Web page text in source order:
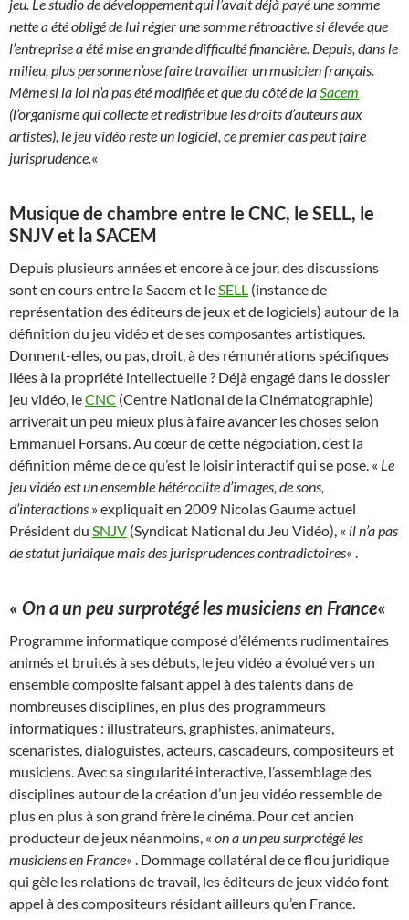
jeu. Le studio de développement qui l’avait déjà payé une somme
nette a été obligé de lui régler une somme rétroactive si élevée que
l’entreprise a été mise en grande difficulté financière. Depuis, dans le
milieu, plus personne n’ose faire travailler un musicien français.
Même si la loi n’a pas été modifiée et que du côté de laSacem
(l’organisme qui collecte et redistribue les droits d’auteurs aux
artistes), le jeu vidéo reste un logiciel, ce premier cas peut faire
jurisprudence.«
Musique de chambre entre le CNC, le SELL, le
SNJV et la SACEM
Depuis plusieurs années et encore à ce jour, des discussions
sont en cours entre la Sacem et leSELL (instance de
représentation des éditeurs de jeux et de logiciels) autour de la
définition du jeu vidéo et de ses composantes artistiques.
Donnent-elles, ou pas, droit, à des rémunérations spécifiques
liées à la propriété intellectuelle ? Déjà engagé dans le dossier
jeu vidéo, leCNC (Centre National de la Cinématographie)
arriverait un peu mieux plus à faire avancer les choses selon
Emmanuel Forsans. Au cœur de cette négociation, c’est la
définition même de ce qu’est le loisir interactif qui se pose. « Le
jeu vidéo est un ensemble hétéroclite d’images, de sons,
d’interactions » expliquait en 2009 Nicolas Gaume actuel
Président du SNJV (Syndicat National du Jeu Vidéo), « il n’a pas
de statut juridique mais des jurisprudences contradictoires« .
« On a un peu surprotégé les musiciens en France«
Programme informatique composé d’éléments rudimentaires
animés et bruités à ses débuts, le jeu vidéo a évolué vers un
ensemble composite faisant appel à des talents dans de
nombreuses disciplines, en plus des programmeurs
informatiques : illustrateurs, graphistes, animateurs,
scénaristes, dialoguistes, acteurs, cascadeurs, compositeurs et
musiciens. Avec sa singularité interactive, l’assemblage des
disciplines autour de la création d’un jeu vidéo ressemble de
plus en plus à son grand frère le cinéma. Pour cet ancien
producteur de jeux néanmoins, « on a un peu surprotégé les
musiciens en France« . Dommage collatéral de ce flou juridique
qui gèle les relations de travail, les éditeurs de jeux vidéo font
appel à des compositeurs résidant ailleurs qu’en France.